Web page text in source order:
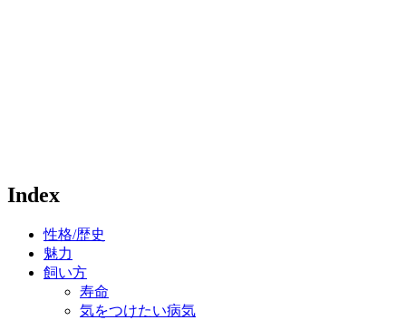
Index
性格/歴史
魅力
飼い方
寿命
気をつけたい病気